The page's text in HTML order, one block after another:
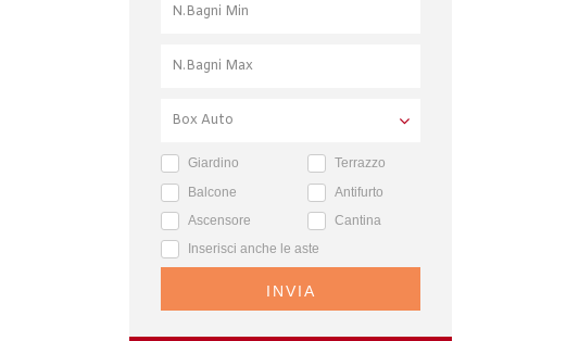
Giardino
Terrazzo
Balcone
Antifurto
Ascensore
Cantina
Inserisci anche le aste
INVIA